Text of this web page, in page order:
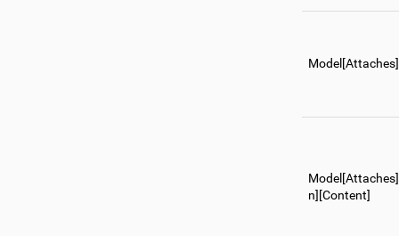
Model[Attaches]
n][Content]